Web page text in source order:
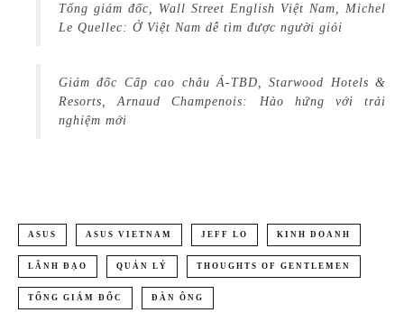
Tổng giám đốc, Wall Street English Việt Nam, Michel
Le Quellec: Ở Việt Nam dễ tìm được người giỏi
Giám đốc Cấp cao châu Á-TBD, Starwood Hotels &
Resorts, Arnaud Champenois: Hào hứng với trải
nghiệm mới
ASUS ASUS VIETNAM JEFF LO KINH DOANH
LÃNH ĐẠO QUẢN LÝ THOUGHTS OF GENTLEMEN
TỔNG GIÁM ĐỐC ĐÀN ÔNG